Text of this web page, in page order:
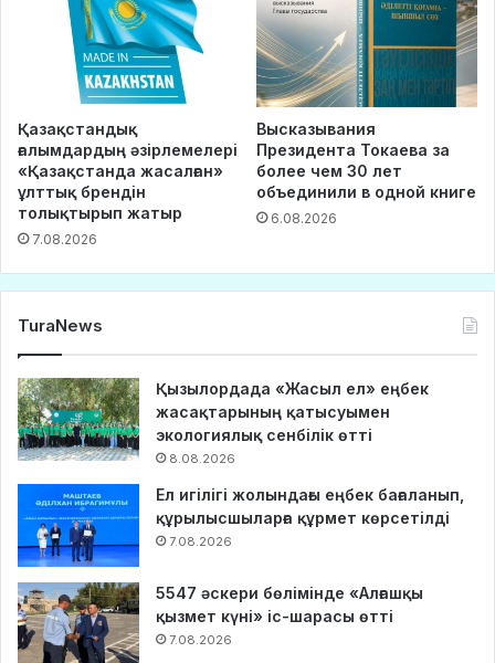
Қазақстандық
ғалымдардың әзірлемелері
«Қазақстанда жасалған»
ұлттық брендін
толықтырып жатыр
7.08.2026
Высказывания
Президента Токаева за
более чем 30 лет
объединили в одной книге
6.08.2026
TuraNews
Қызылордада «Жасыл ел» еңбек
жасақтарының қатысуымен
экологиялық сенбілік өтті
8.08.2026
Ел игілігі жолындағы еңбек бағаланып,
құрылысшыларға құрмет көрсетілді
7.08.2026
5547 әскери бөлімінде «Алғашқы
қызмет күні» іс-шарасы өтті
7.08.2026